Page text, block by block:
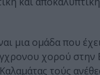
μια ομάδα που
χορού στην
τούς